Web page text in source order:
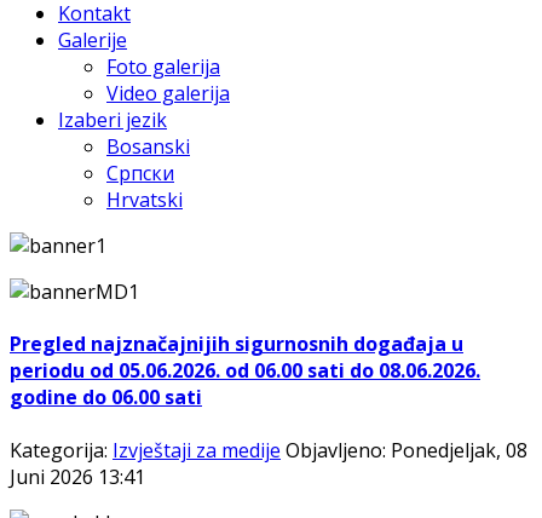
Kontakt
Galerije
Foto galerija
Video galerija
Izaberi jezik
Bosanski
Српски
Hrvatski
Pregled najznačajnijih sigurnosnih događaja u
periodu od 05.06.2026. od 06.00 sati do 08.06.2026.
godine do 06.00 sati
Kategorija: Izvještaji za medije Objavljeno: Ponedjeljak, 08
Juni 2026 13:41